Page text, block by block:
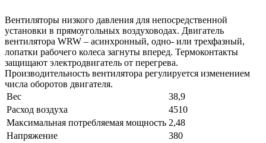
Вентиляторы низкого давления для непосредственной
установки в прямоугольных воздуховодах. Двигатель
вентилятора WRW – асинхронный, одно- или трехфазный,
лопатки рабочего колеса загнуты вперед. Термоконтакты
защищают электродвигатель от перегрева.
Производительность вентилятора регулируется изменением
числа оборотов двигателя.
Вес
38,9
Расход воздуха
4510
Максимальная потребляемая мощность 2,48
Напряжение
380